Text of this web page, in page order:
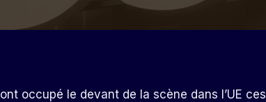
occupé le devant de la scène dans l’UE ces